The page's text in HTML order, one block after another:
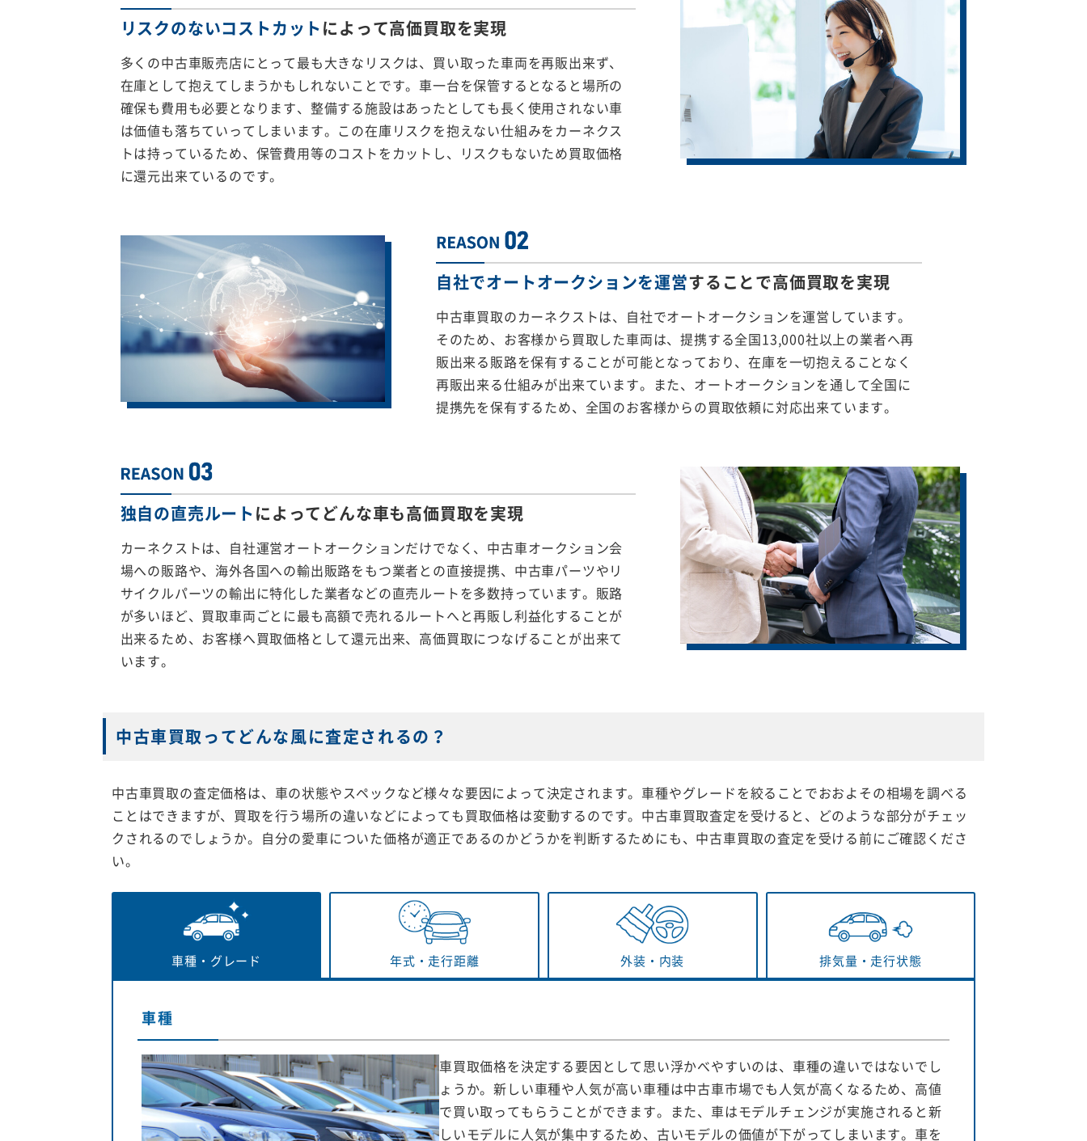
リスクのないコストカットによって高価買取を実現
多くの中古車販売店にとって最も大きなリスクは、買い取った車両を再販出来ず、
在庫として抱えてしまうかもしれないことです。車一台を保管するとなると場所の
確保も費用も必要となります、整備する施設はあったとしても長く使用されない車
は価値も落ちていってしまいます。この在庫リスクを抱えない仕組みをカーネクス
トは持っているため、保管費用等のコストをカットし、リスクもないため買取価格
に還元出来ているのです。
自社でオートオークションを運営することで高価買取を実現
中古車買取のカーネクストは、自社でオートオークションを運営しています。
そのため、お客様から買取した車両は、提携する全国13,000社以上の業者へ再
販出来る販路を保有することが可能となっており、在庫を一切抱えることなく
再販出来る仕組みが出来ています。また、オートオークションを通して全国に
提携先を保有するため、全国のお客様からの買取依頼に対応出来ています。
独自の直売ルートによってどんな車も高価買取を実現
カーネクストは、自社運営オートオークションだけでなく、中古車オークション会
場への販路や、海外各国への輸出販路をもつ業者との直接提携、中古車パーツやリ
サイクルパーツの輸出に特化した業者などの直売ルートを多数持っています。販路
が多いほど、買取車両ごとに最も高額で売れるルートへと再販し利益化することが
出来るため、お客様へ買取価格として還元出来、高価買取につなげることが出来て
います。
中古車買取ってどんな風に査定されるの？
中古車買取の査定価格は、車の状態やスペックなど様々な要因によって決定されます。車種やグレードを絞ることでおおよその相場を調べる
ことはできますが、買取を行う場所の違いなどによっても買取価格は変動するのです。中古車買取査定を受けると、どのような部分がチェッ
クされるのでしょうか。自分の愛車についた価格が適正であるのかどうかを判断するためにも、中古車買取の査定を受ける前にご確認くださ
い。
車種・ グレード 年式・ 走行距離 外装・ 内装 排気量・ 走行状態
車種
車買取価格を決定する要因として思い浮かべやすいのは、車種の違いではないでし
ょうか。新しい車種や人気が高い車種は中古車市場でも人気が高くなるため、高値
で買い取ってもらうことができます。また、車はモデルチェンジが実施されると新
しいモデルに人気が集中するため、古いモデルの価値が下がってしまいます。車を